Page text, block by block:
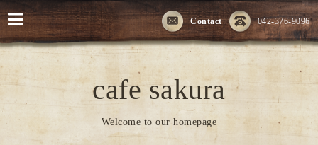
042-376-9096
Contact
cafe sakura
Welcome to our homepage